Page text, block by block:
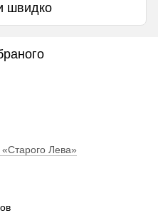
швидко
Лева»